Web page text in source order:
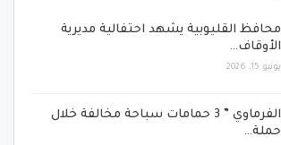
محافظ القليوبية يشهد احتفالية مديرية
الأوقاف…
يونيو 15, 2026
الفرماوي ” 3 حمامات سباحة مخالفة خلال
حملة…